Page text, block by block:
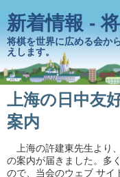
新着情報 -
将棋を世界に広める会か
えします。
上海の日中友
案内
上海の許建東先生より
の案内が届きました。多
ので、当会のウェブ サイ